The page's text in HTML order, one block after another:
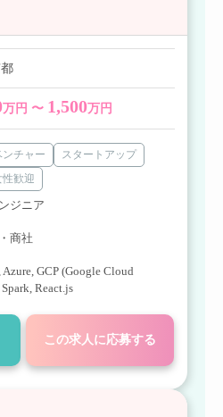
万円 〜 1,500万円
チャー
スタートアップ
性歓迎
ジニア
商社
Azure, GCP (Google Cloud
Spark, React.js
この求人に応募する